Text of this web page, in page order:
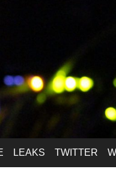
LEAKS TWITTER